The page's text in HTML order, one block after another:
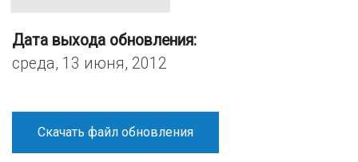
Дата выхода обновления:
среда, 13 июня, 2012
Скачать файл обновления